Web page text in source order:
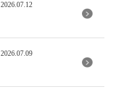
2026.07.12
2026.07.09